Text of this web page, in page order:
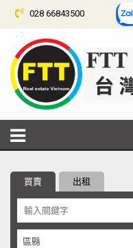
028 66843500
買賣 出租
區縣